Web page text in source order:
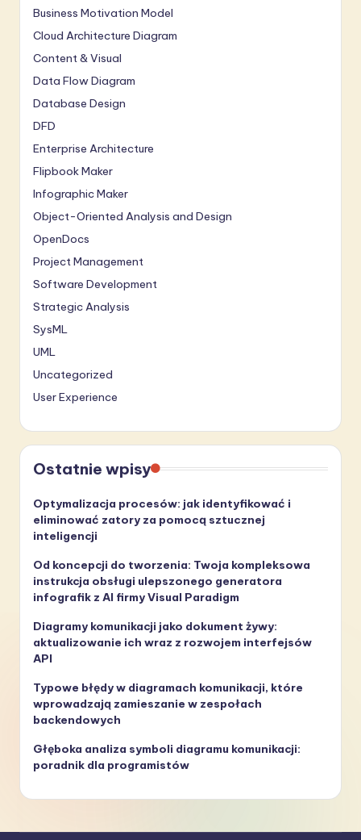
Business Motivation Model
Cloud Architecture Diagram
Content & Visual
Data Flow Diagram
Database Design
DFD
Enterprise Architecture
Flipbook Maker
Infographic Maker
Object-Oriented Analysis and Design
OpenDocs
Project Management
Software Development
Strategic Analysis
SysML
UML
Uncategorized
User Experience
Ostatnie wpisy
Optymalizacja procesów: jak identyfikować i
eliminować zatory za pomocą sztucznej
inteligencji
Od koncepcji do tworzenia: Twoja kompleksowa
instrukcja obsługi ulepszonego generatora
infografik z AI firmy Visual Paradigm
Diagramy komunikacji jako dokument żywy:
aktualizowanie ich wraz z rozwojem interfejsów
API
Typowe błędy w diagramach komunikacji, które
wprowadzają zamieszanie w zespołach
backendowych
Głęboka analiza symboli diagramu komunikacji:
poradnik dla programistów